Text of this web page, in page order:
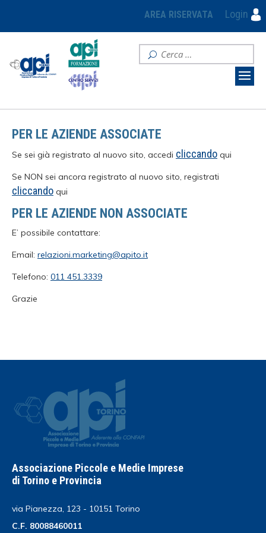
AREA RISERVATA Login
PER LE AZIENDE ASSOCIATE
Se sei già registrato al nuovo sito, accedi cliccando qui
Se NON sei ancora registrato al nuovo sito, registrati
cliccando qui
PER LE AZIENDE NON ASSOCIATE
E’ possibile contattare:
Email: relazioni.marketing@apito.it
Telefono: 011 451.3339
Grazie
Associazione Piccole e Medie Imprese
di Torino e Provincia
via Pianezza, 123 - 10151 Torino
C.F. 80088460011